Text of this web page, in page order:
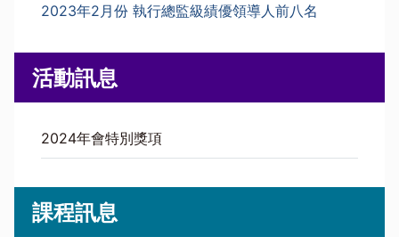
2023年2月份 執行總監級績優領導人前八名
活動訊息
2024年會特別獎項
課程訊息